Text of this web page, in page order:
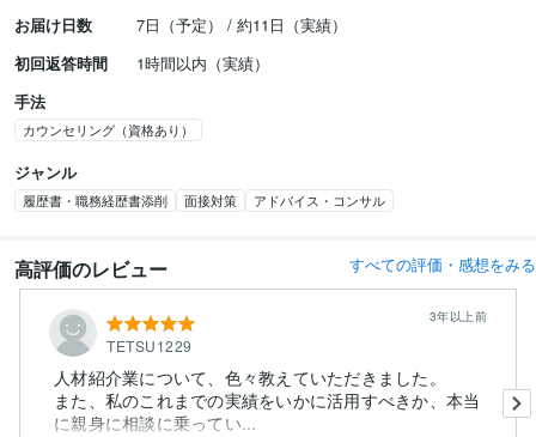
お届け日数
7日（予定） / 約11日（実績）
初回返答時間
1時間以内（実績）
手法
カウンセリング（資格あり）
ジャンル
履歴書・職務経歴書添削 面接対策 アドバイス・コンサル
高評価のレビュー すべての評価・感想をみる
TETSU1229
3年以上前
人材紹介業について、色々教えていただきました。
また、私のこれまでの実績をいかに活用すべきか、本当
に親身に相談に乗ってい...